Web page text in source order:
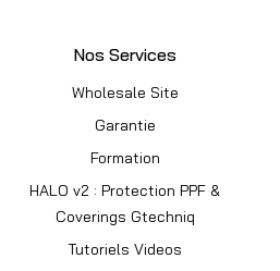
Nos Services
Wholesale Site
Garantie
Formation
HALO v2 : Protection PPF &
Coverings Gtechniq
Tutoriels Videos